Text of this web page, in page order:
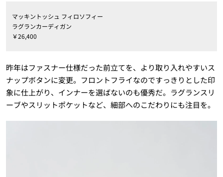
マッキントッシュ フィロソフィー
ラグランカーディガン
￥26,400
昨年はファスナー仕様だった前立てを、より取り入れやすいス
ナップボタンに変更。フロントフライなのですっきりとした印
象に仕上がり、インナーを選ばないのも優秀だ。ラグランスリ
ーブやスリットポケットなど、細部へのこだわりにも注目を。